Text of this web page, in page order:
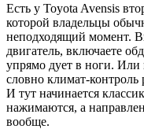
Есть у Toyota Avensis
которой владельцы
неподходящий момент.
двигатель, включаете
упрямо дует в ноги.
словно климат-контроль
И тут начинается
нажимаются, а
вообще.